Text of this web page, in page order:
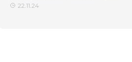
22.11.24